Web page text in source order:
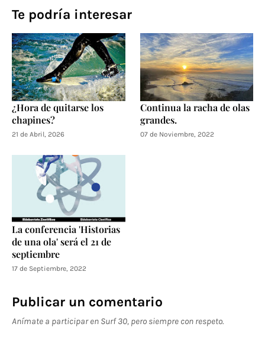
Te podría interesar
¿Hora de quitarse los
chapines?
21 de Abril, 2026
Continua la racha de olas
grandes.
07 de Noviembre, 2022
La conferencia 'Historias
de una ola' será el 21 de
septiembre
17 de Septiembre, 2022
Publicar un comentario
Anímate a participar en Surf 30, pero siempre con respeto.